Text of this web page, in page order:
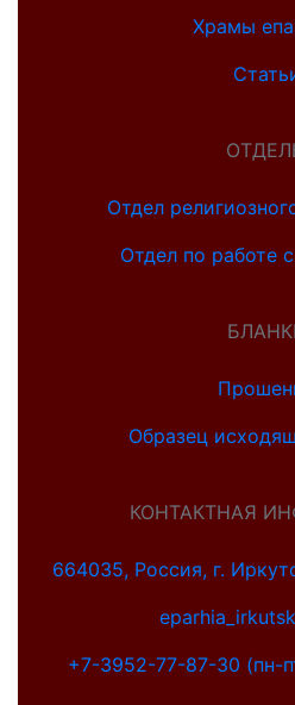
Храмы
Отдел
Отдел по работе
Образец
КОНТАКТНАЯ
664035, Россия, г.
+7-3952-77-87-30 (пн-